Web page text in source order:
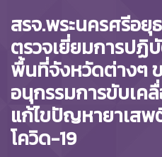
สรจ.พระนครศรีอยุ
ตรวจเยี่ยมการปฏิ
พื้นที่จังหวัดต่างๆ
อนุกรรมการขับเค
แก้ไขปัญหายาเส
โควิด-19